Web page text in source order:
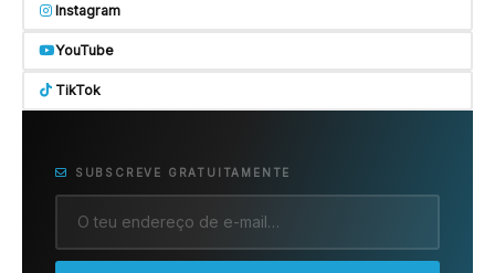
Instagram
YouTube
TikTok
SUBSCREVE GRATUITAMENTE